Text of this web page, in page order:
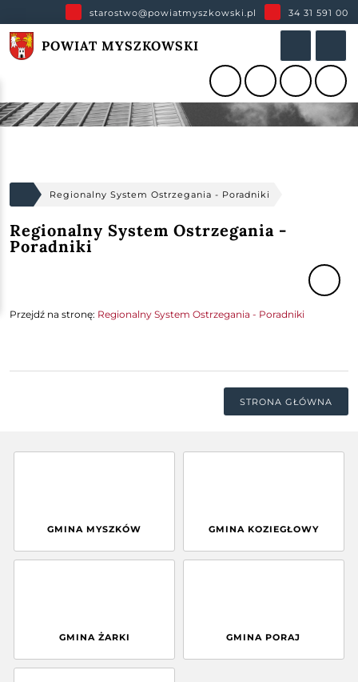
starostwo@powiatmyszkowski.pl 34 31 591 00
POWIAT MYSZKOWSKI
Regionalny System Ostrzegania - Poradniki
Regionalny System Ostrzegania -
Poradniki
Przejdź na stronę: Regionalny System Ostrzegania - Poradniki
STRONA GŁÓWNA
GMINA MYSZKÓW GMINA KOZIEGŁOWY
GMINA ŻARKI GMINA PORAJ